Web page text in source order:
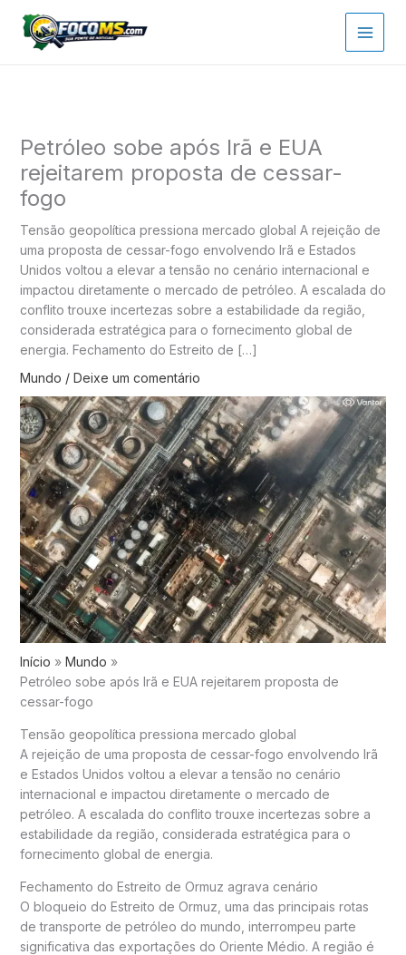
para
Petróleo sobe após Irã e EUA
rejeitarem proposta de cessar-
fogo
Tensão geopolítica pressiona mercado global A rejeição de
uma proposta de cessar-fogo envolvendo Irã e Estados
Unidos voltou a elevar a tensão no cenário internacional e
impactou diretamente o mercado de petróleo. A escalada do
conflito trouxe incertezas sobre a estabilidade da região,
considerada estratégica para o fornecimento global de
energia. Fechamento do Estreito de […]
Mundo / Deixe um comentário
Início
Mundo
Petróleo sobe após Irã e EUA rejeitarem proposta de
cessar-fogo
Tensão geopolítica pressiona mercado global
A rejeição de uma proposta de cessar-fogo envolvendo Irã
e Estados Unidos voltou a elevar a tensão no cenário
internacional e impactou diretamente o mercado de
petróleo. A escalada do conflito trouxe incertezas sobre a
estabilidade da região, considerada estratégica para o
fornecimento global de energia.
Fechamento do Estreito de Ormuz agrava cenário
O bloqueio do Estreito de Ormuz , uma das principais rotas
de transporte de petróleo do mundo, interrompeu parte
significativa das exportações do Oriente Médio. A região é